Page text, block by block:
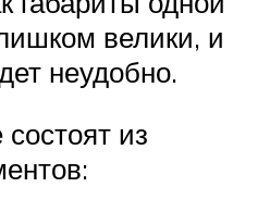
велики, и
неудобно.
из